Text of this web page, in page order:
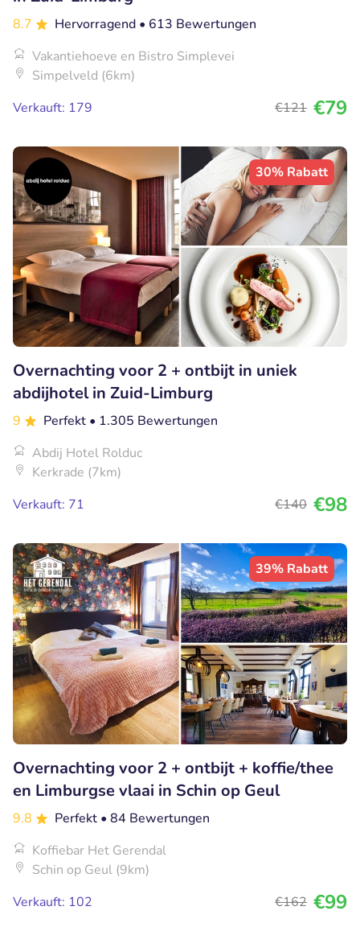
8.7 Hervorragend • 613 Bewertungen
Vakantiehoeve en Bistro Simplevei
Simpelveld (6km)
Verkauft: 179
€121 €79
30% Rabatt
Overnachting voor 2 + ontbijt in uniek
abdijhotel in Zuid-Limburg
9 Perfekt • 1.305 Bewertungen
Abdij Hotel Rolduc
Kerkrade (7km)
Verkauft: 71
€140 €98
39% Rabatt
Overnachting voor 2 + ontbijt + koffie/thee
en Limburgse vlaai in Schin op Geul
9.8 Perfekt • 84 Bewertungen
Koffiebar Het Gerendal
Schin op Geul (9km)
Verkauft: 102
€162 €99